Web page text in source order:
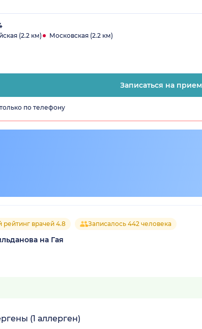
(2.2 км) Московская (2.2 км)
Записаться на прием
по телефону
рейтинг врачей 4.8 Записалось 442 человека
на Гая
(1 аллерген)